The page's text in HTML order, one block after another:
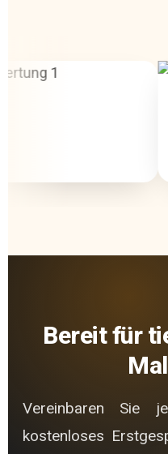
Bereit für
Vereinbaren Sie
kostenloses